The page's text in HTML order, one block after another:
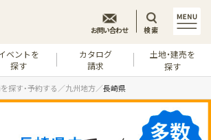
ベントを
探す
カタログ
請求
土地・建売を
探す
お問い合わせ 検索
探す・予約する 九州地方 長崎県